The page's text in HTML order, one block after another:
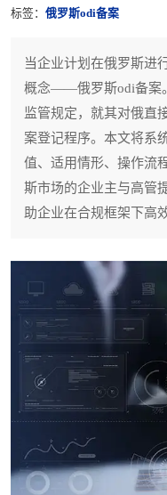
标签： 俄罗斯odi备案
当企业计划在俄罗斯进
概念——俄罗斯odi备案
监管规定，就其对俄直
案登记程序。本文将系
值、适用情形、操作流
斯市场的企业主与高管
助企业在合规框架下高